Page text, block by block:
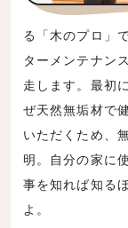
る「木のプロ」
ターメンテナン
走します。最初
ぜ天然無垢材で
いただくため、
明。自分の家に
事を知れば知る
よ。